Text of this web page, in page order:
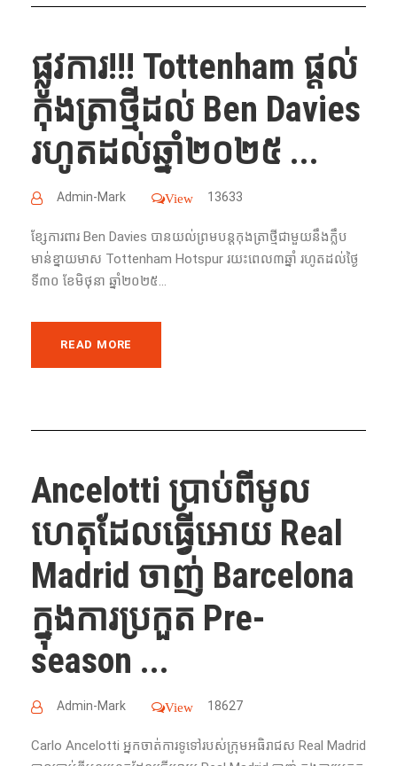
ផ្លូវការ!!! Tottenham ផ្តល់
កុងត្រាថ្មីដល់ Ben Davies
រហូត​ដល់​ឆ្នាំ​២០២៥ ...
Admin-Mark View 13633
ខ្សែ​ការពារ​ Ben Davies បាន​យល់ព្រមបន្ត​កុងត្រា​ថ្មី​ជា​មួយ​នឹង​ក្លឹប
មាន់ខ្នាយមាស​​ Tottenham Hotspur រយះពេល​៣ឆ្នាំ​ រហូត​ដល់​ថ្ងៃ​
ទី​៣០ ខែ​មិថុនា​ ឆ្នាំ​២០២៥...
READ MORE
Ancelotti ប្រាប់ពីមូល
ហេតុដែលធ្វើអោយ Real
Madrid ចាញ់ Barcelona
ក្នុងការប្រកួត Pre-
season ...
Admin-Mark View 18627
Carlo Ancelotti អ្នកចាត់ការទូទៅរបស់ក្រុមអធិរាជស Real Madrid